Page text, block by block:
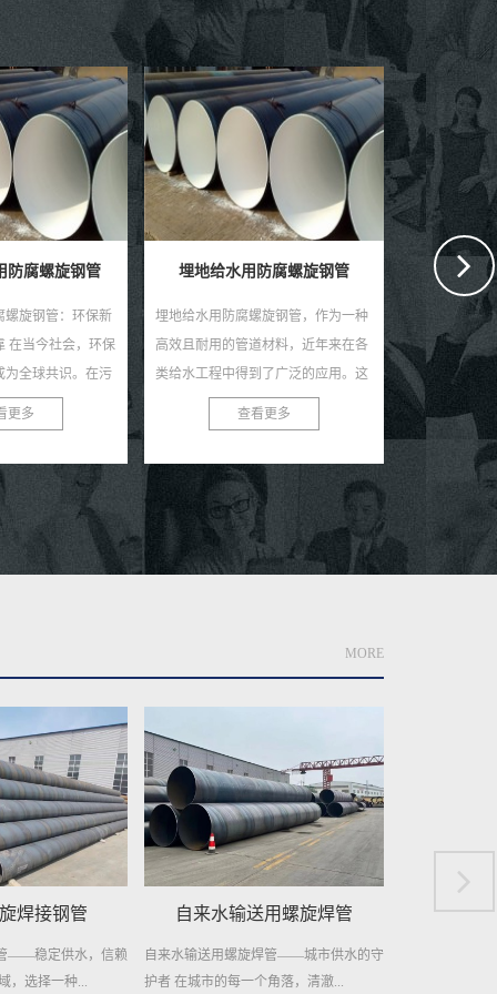
腐螺旋钢管
旋钢管，作为一种
材料，近年来在各
了广泛的应用。这
旋结构、优良的
耐用性...
更多
埋地自来水输送用防腐钢管
在繁忙的城市生活中，自来水是维系
我们日常生活的重要元素。然而，很
少有人注意到，正是那些深埋在地下
的防腐钢管，默默承担着输送清洁水
源的重任。今天，就让我...
查看更多
地埋供
地埋供水用
定，持久耐用
中，地埋供
越的性能和
用户的青睐
MORE
螺旋焊管
管——城市供水的守
角落，清澈...
排水用Q235B螺旋钢管
在现代工业与建筑领域，排水系统的重要
性不言而喻。它关乎着工程的顺...
预制直